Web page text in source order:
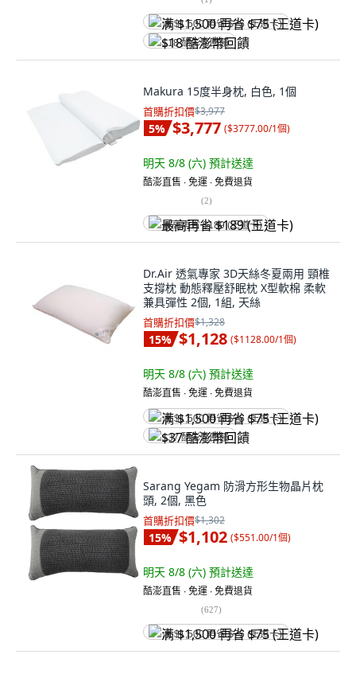
满 $1,500 再省 $75 (王道卡)
$18 酷澎幣回饋
Makura 15度半身枕, 白色, 1個
首購折扣價$3,977
5% $3,777 ($3777.00/1個)
明天 8/8 (六) 預計送達
酷澎直售 ∙ 免運 ∙ 免費退貨
(2)
最高再省 $189 (王道卡)
Dr.Air 透氣專家 3D天絲冬夏兩用 頸椎
支撐枕 動態釋壓舒眠枕 X型軟棉 柔軟
兼具彈性 2個, 1組, 天絲
首購折扣價$1,328
15% $1,128 ($1128.00/1個)
明天 8/8 (六) 預計送達
酷澎直售 ∙ 免運 ∙ 免費退貨
满 $1,500 再省 $75 (王道卡)
$37 酷澎幣回饋
Sarang Yegam 防滑方形生物晶片枕
頭, 2個, 黑色
首購折扣價$1,302
15% $1,102 ($551.00/1個)
明天 8/8 (六) 預計送達
酷澎直售 ∙ 免運 ∙ 免費退貨
(627)
满 $1,500 再省 $75 (王道卡)